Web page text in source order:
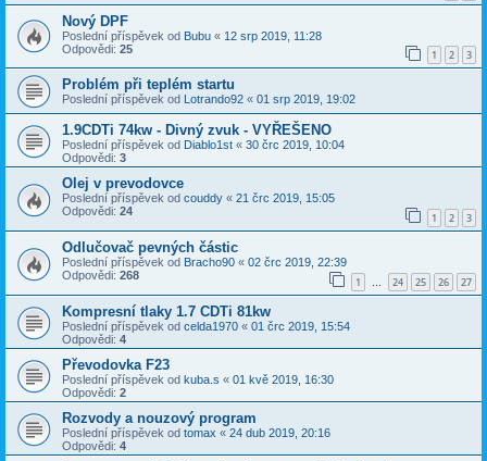
Nový DPF
Poslední příspěvek od Bubu « 12 srp 2019, 11:28
Odpovědi: 25 1 2 3
Problém při teplém startu
Poslední příspěvek od Lotrando92 « 01 srp 2019, 19:02
1.9CDTi 74kw - Divný zvuk - VYŘEŠENO
Poslední příspěvek od Diablo1st « 30 črc 2019, 10:04
Odpovědi: 3
Olej v prevodovce
Poslední příspěvek od couddy « 21 črc 2019, 15:05
Odpovědi: 24 1 2 3
Odlučovač pevných částic
Poslední příspěvek od Bracho90 « 02 črc 2019, 22:39
Odpovědi: 268 1 … 24 25 26 27
Kompresní tlaky 1.7 CDTi 81kw
Poslední příspěvek od celda1970 « 01 črc 2019, 15:54
Odpovědi: 4
Převodovka F23
Poslední příspěvek od kuba.s « 01 kvě 2019, 16:30
Odpovědi: 2
Rozvody a nouzový program
Poslední příspěvek od tomax « 24 dub 2019, 20:16
Odpovědi: 4